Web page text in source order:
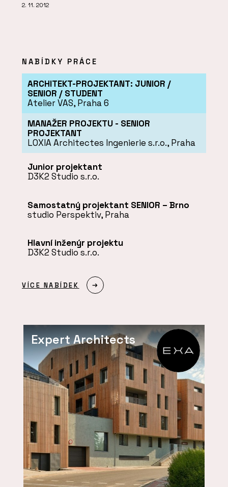
2. 11. 2012
NABÍDKY PRÁCE
ARCHITEKT-PROJEKTANT: JUNIOR /
SENIOR / STUDENT
Atelier VAS, Praha 6
MANAŽER PROJEKTU - SENIOR
PROJEKTANT
LOXIA Architectes Ingenierie s.r.o., Praha
Junior projektant
D3K2 Studio s.r.o.
Samostatný projektant SENIOR – Brno
studio Perspektiv, Praha
Hlavní inženýr projektu
D3K2 Studio s.r.o.
VÍCE NABÍDEK
Expert Architects